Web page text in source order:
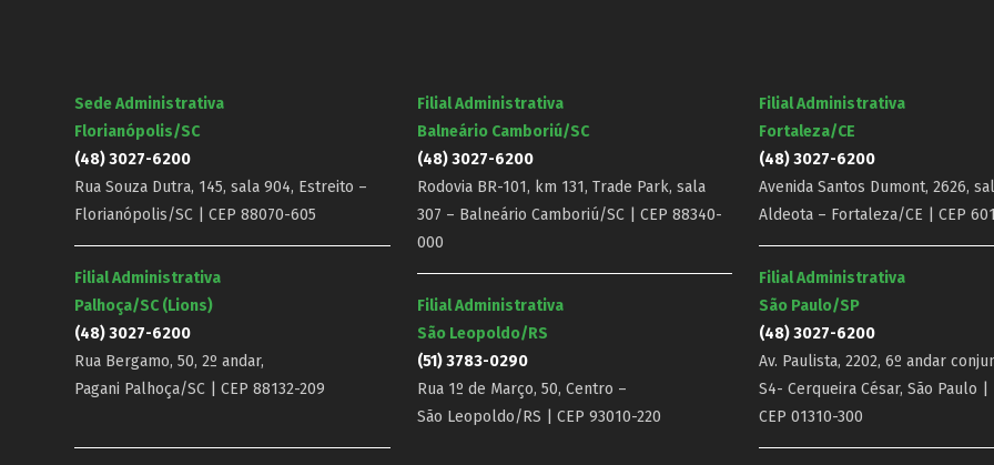
Sede Administrativa
Florianópolis/SC
(48) 3027-6200
Rua Souza Dutra, 145, sala 904, Estreito –
Florianópolis/SC | CEP 88070-605
Filial Administrativa
Palhoça/SC (Lions)
(48) 3027-6200
Rua Bergamo, 50, 2º andar,
Pagani Palhoça/SC | CEP 88132-209
Filial Administrativa
Balneário Camboriú/SC
(48) 3027-6200
Rodovia BR-101, km 131, Trade Park, sala
307 – Balneário Camboriú/SC | CEP 88340-
000
Filial Administrativa
São Leopoldo/RS
(51) 3783-0290
Rua 1º de Março, 50, Centro –
São Leopoldo/RS | CEP 93010-220
Filial Administrativa
Fortaleza/CE
(48) 3027-6200
Avenida Santos Dumont, 2626,
Aldeota – Fortaleza/CE | CEP
Filial Administrativa
São Paulo/SP
(48) 3027-6200
Av. Paulista, 2202, 6º andar
S4- Cerqueira César, São Paulo |
CEP 01310-300